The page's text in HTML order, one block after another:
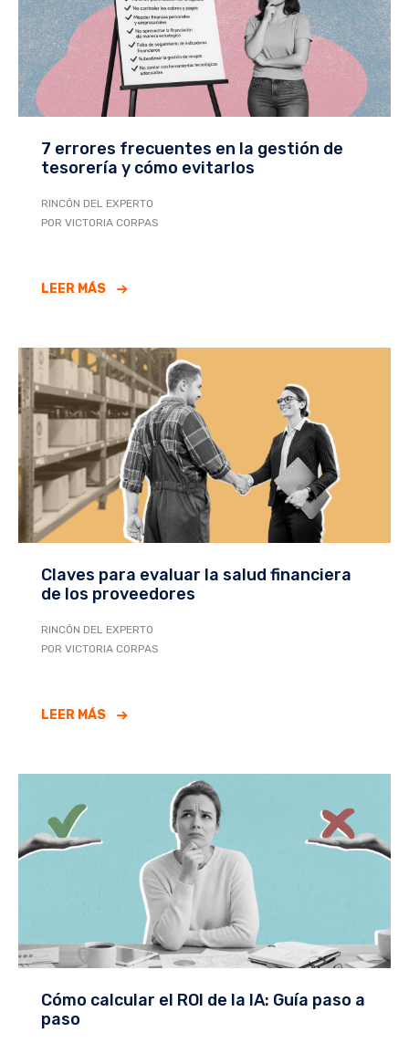
7 errores frecuentes en la gestión de
tesorería y cómo evitarlos
RINCÓN DEL EXPERTO
POR VICTORIA CORPAS
LEER MÁS
Claves para evaluar la salud financiera
de los proveedores
RINCÓN DEL EXPERTO
POR VICTORIA CORPAS
LEER MÁS
Cómo calcular el ROI de la IA: Guía paso a
paso